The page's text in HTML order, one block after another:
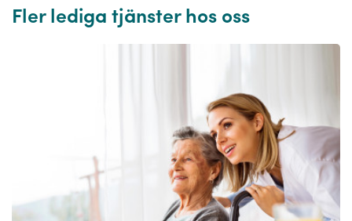
Fler lediga tjänster hos oss